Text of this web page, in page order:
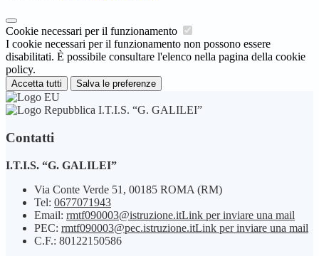
Cookie necessari per il funzionamento
I cookie necessari per il funzionamento non possono essere
disabilitati. È possibile consultare l'elenco nella pagina della cookie
policy.
Accetta tutti Salva le preferenze
I.T.I.S. “G. GALILEI”
Contatti
I.T.I.S. “G. GALILEI”
Via Conte Verde 51, 00185 ROMA (RM)
Tel: 0677071943
Email: rmtf090003@istruzione.itLink per inviare una mail
PEC: rmtf090003@pec.istruzione.itLink per inviare una mail
C.F.: 80122150586